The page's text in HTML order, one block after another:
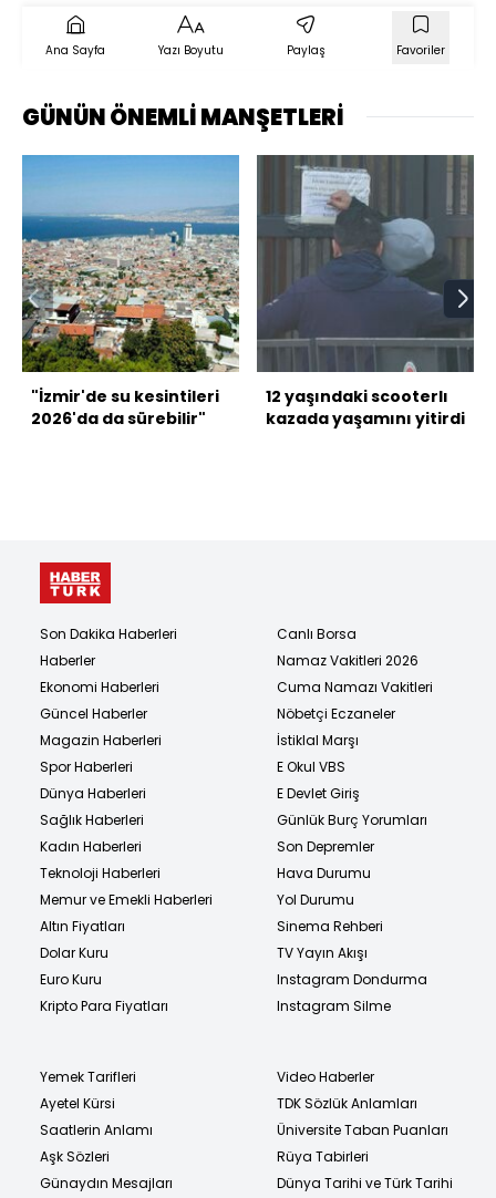
Ana Sayfa Yazı Boyutu Paylaş Favoriler
GÜNÜN ÖNEMLİ MANŞETLERİ
"İzmir'de su kesintileri
2026'da da sürebilir"
12 yaşındaki scooterlı
kazada yaşamını yitirdi
Son Dakika Haberleri
Haberler
Ekonomi Haberleri
Güncel Haberler
Magazin Haberleri
Spor Haberleri
Dünya Haberleri
Sağlık Haberleri
Kadın Haberleri
Teknoloji Haberleri
Memur ve Emekli Haberleri
Altın Fiyatları
Dolar Kuru
Euro Kuru
Kripto Para Fiyatları
Canlı Borsa
Namaz Vakitleri 2026
Cuma Namazı Vakitleri
Nöbetçi Eczaneler
İstiklal Marşı
E Okul VBS
E Devlet Giriş
Günlük Burç Yorumları
Son Depremler
Hava Durumu
Yol Durumu
Sinema Rehberi
TV Yayın Akışı
Instagram Dondurma
Instagram Silme
Yemek Tarifleri
Ayetel Kürsi
Saatlerin Anlamı
Aşk Sözleri
Günaydın Mesajları
Video Haberler
TDK Sözlük Anlamları
Üniversite Taban Puanları
Rüya Tabirleri
Dünya Tarihi ve Türk Tarihi